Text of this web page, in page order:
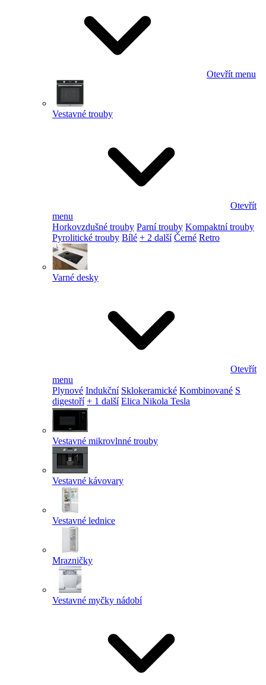
Otevřít menu
Vestavné trouby
Otevřít
menu
Horkovzdušné trouby Parní trouby Kompaktní trouby
Pyrolitické trouby Bílé + 2 další Černé Retro
Varné desky
Otevřít
menu
Plynové Indukční Sklokeramické Kombinované S
digestoří + 1 další Elica Nikola Tesla
Vestavné mikrovlnné trouby
Vestavné kávovary
Vestavné lednice
Mrazničky
Vestavné myčky nádobí